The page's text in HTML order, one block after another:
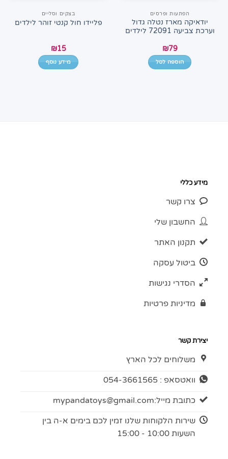
הפתעות ופרסים
יודאיקה מארז נטלה גדול
וערכת צביעה 72091 לילדים
₪79
הוספה לסל
בצקים וסליים
פליידו חול קנטי זוהר לילדים
₪15
מידע נוסף
מידע כללי
צרו קשר
החשבון שלי
תקנון האתר
ביטול עסקה
הסדרי נגישות
מדיניות פרטיות
יצירת קשר
משלוחים לכל הארץ
וואטסאפ : 054-3661565
כתובת מייל:mypandatoys@gmail.com
שירות הלקוחות שלנו זמין לכם בימים א-ה בין
השעות 10:00 - 15:00